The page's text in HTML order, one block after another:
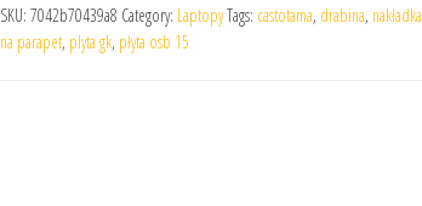
SKU: 7042b70439a8 Category: LaptopyTags: castotama, drabina, nakładka
na parapet, plyta gk, płyta osb 15